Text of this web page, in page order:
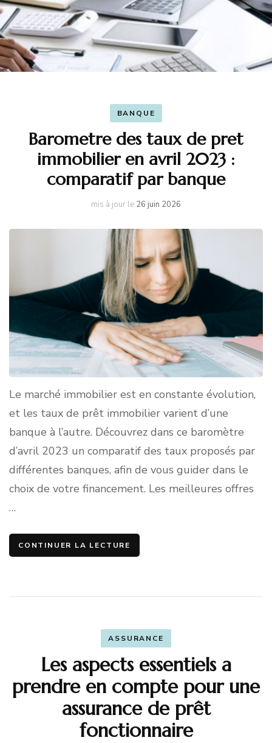
BANQUE
Barometre des taux de pret
immobilier en avril 2023 :
comparatif par banque
mis à jour le 26 juin 2026
Le marché immobilier est en constante évolution,
et les taux de prêt immobilier varient d’une
banque à l’autre. Découvrez dans ce baromètre
d’avril 2023 un comparatif des taux proposés par
différentes banques, afin de vous guider dans le
choix de votre financement. Les meilleures offres
…
CONTINUER LA LECTURE
ASSURANCE
Les aspects essentiels a
prendre en compte pour une
assurance de prêt
fonctionnaire